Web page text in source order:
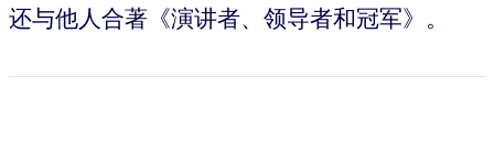
还与他人合著《演讲者、领导者和冠军》。